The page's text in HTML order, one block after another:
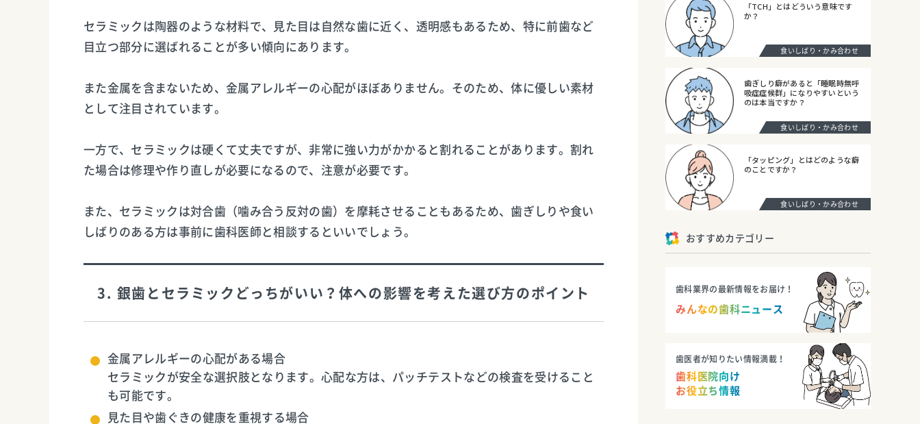
セラミックは陶器のような材料で、見た目は自然な歯に近く、透明感もあるため、特に前歯など
目立つ部分に選ばれることが多い傾向にあります。
また金属を含まないため、金属アレルギーの心配がほぼありません。そのため、体に優しい素材
として注目されています。
一方で、セラミックは硬くて丈夫ですが、非常に強い力がかかると割れることがあります。割れ
た場合は修理や作り直しが必要になるので、注意が必要です。
また、セラミックは対合歯（噛み合う反対の歯）を摩耗させることもあるため、歯ぎしりや食い
しばりのある方は事前に歯科医師と相談するといいでしょう。
3. 銀歯とセラミックどっちがいい？体への影響を考えた選び方のポイント
金属アレルギーの心配がある場合
セラミックが安全な選択肢となります。心配な方は、パッチテストなどの検査を受けること
も可能です。
見た目や歯ぐきの健康を重視する場合
「TCH」とはどういう意味です
か？
食いしばり・かみ合わせ
歯ぎしり癖があると「睡眠時無呼
吸症症候群」になりやすいという
のは本当ですか？
食いしばり・かみ合わせ
「タッピング」とはどのような癖
のことですか？
食いしばり・かみ合わせ
おすすめカテゴリー
歯科業界の最新情報をお届け！
みんなの歯科ニュース
歯医者が知りたい情報満載！
歯科医院向け
お役立ち情報